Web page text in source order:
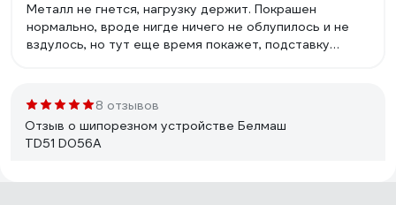
Металл не гнется, нагрузку держит. Покрашен
нормально, вроде нигде ничего не облупилось и не
вздулось, но тут еще время покажет, подставку
8 отзывов
Отзыв о шипорезном устройстве Белмаш
TD51 D056A